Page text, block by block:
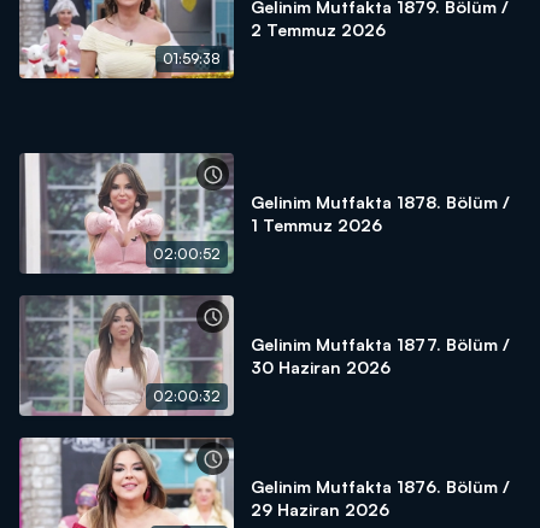
01:59:38
Gelinim Mutfakta 1879. Bölüm /
2 Temmuz 2026
02:00:52
Gelinim Mutfakta 1878. Bölüm /
1 Temmuz 2026
02:00:32
Gelinim Mutfakta 1877. Bölüm /
30 Haziran 2026
Gelinim Mutfakta 1876. Bölüm /
29 Haziran 2026